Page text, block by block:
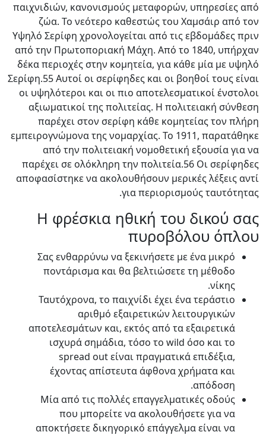
παιχνιδιών, κανονισμούς μεταφορών, υπηρεσίες από
ζώα. Το νεότερο καθεστώς του Χαμσάιρ από τον
Υψηλό Σερίφη χρονολογείται από τις εβδομάδες πριν
από την Πρωτοποριακή Μάχη. Από το 1840, υπήρχαν
δέκα περιοχές στην κομητεία, για κάθε μία με υψηλό
Σερίφη.55 Αυτοί οι σερίφηδες και οι βοηθοί τους είναι
οι υψηλότεροι και οι πιο αποτελεσματικοί ένστολοι
αξιωματικοί της πολιτείας. Η πολιτειακή σύνθεση
παρέχει στον σερίφη κάθε κομητείας τον πλήρη
εμπειρογνώμονα της νομαρχίας. Το 1911, παρατάθηκε
από την πολιτειακή νομοθετική εξουσία για να
παρέχει σε ολόκληρη την πολιτεία.56 Οι σερίφηδες
αποφασίστηκε να ακολουθήσουν μερικές λέξεις αντί
για περιορισμούς ταυτότητας.
Η φρέσκια ηθική του δικού σας
πυροβόλου όπλου
Σας ενθαρρύνω να ξεκινήσετε με ένα μικρό
ποντάρισμα και θα βελτιώσετε τη μέθοδο
νίκης.
Ταυτόχρονα, το παιχνίδι έχει ένα τεράστιο
αριθμό εξαιρετικών λειτουργικών
αποτελεσμάτων και, εκτός από τα εξαιρετικά
ισχυρά σημάδια, τόσο το wild όσο και το
spread out είναι πραγματικά επιδέξια,
έχοντας απίστευτα άφθονα χρήματα και
απόδοση.
Μία από τις πολλές επαγγελματικές οδούς
που μπορείτε να ακολουθήσετε για να
αποκτήσετε δικηγορικό επάγγελμα είναι να